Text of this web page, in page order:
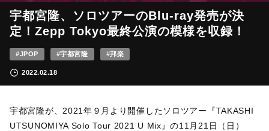
宇都宮隆、ソロツアーのBlu-ray発売が決
定！Zepp Tokyo最終公演の模様を収録！
#JPOP #宇都宮隆 #邦楽
2022.02.18
宇都宮隆が、2021年９月より開催したソロツアー『TAKASHI
UTSUNOMIYA Solo Tour 2021 U Mix』の11月21日（日）